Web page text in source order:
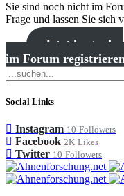
Sie sind noch nicht im
Frage und lassen Sie sich
Jetzt kostenlos
im Forum
Social Links
Instagram 10 Followers
Facebook 2K Likes
Twitter 10 Followers